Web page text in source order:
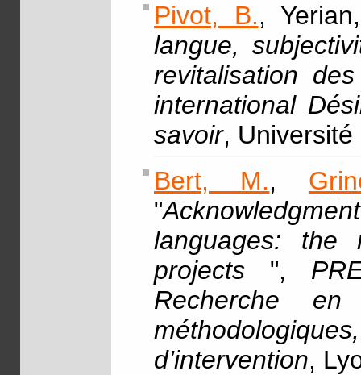
Pivot, B.,
langue,
revitalisation
international
savoir,
Bert, M.,
"
languages: the
projects ",
Recherche
d’intervention,